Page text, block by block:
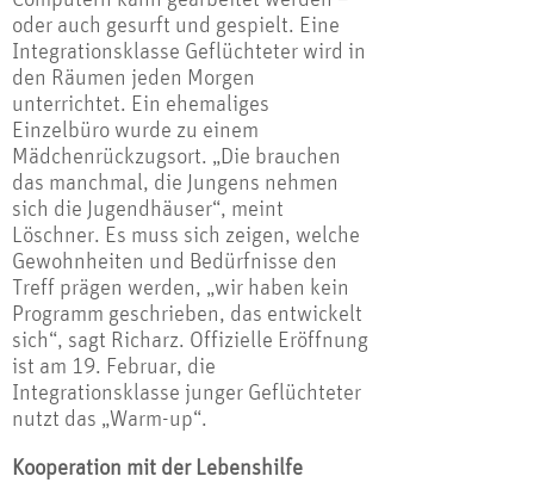
oder auch gesurft und gespielt. Eine
Integrationsklasse Geflüchteter wird in
den Räumen jeden Morgen
unterrichtet. Ein ehemaliges
Einzelbüro wurde zu einem
Mädchenrückzugsort. „Die brauchen
das manchmal, die Jungens nehmen
sich die Jugendhäuser“, meint
Löschner. Es muss sich zeigen, welche
Gewohnheiten und Bedürfnisse den
Treff prägen werden, „wir haben kein
Programm geschrieben, das entwickelt
sich“, sagt Richarz. Offizielle Eröffnung
ist am 19. Februar, die
Integrationsklasse junger Geflüchteter
nutzt das „Warm-up“.
Kooperation mit der Lebenshilfe